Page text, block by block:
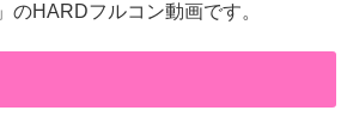
のHARDフルコン動画です。